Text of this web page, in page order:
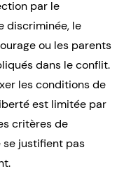
par le
discriminée, le
ou les parents
dans le conflit.
les conditions de
est limitée par
critères de
justifient pas